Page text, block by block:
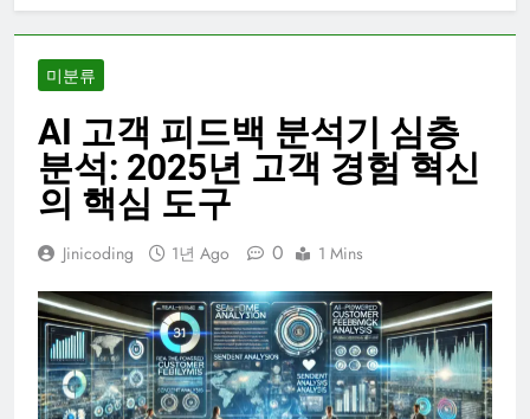
미분류
AI 고객 피드백 분석기 심층
분석: 2025년 고객 경험 혁신
의 핵심 도구
Jinicoding 1년 Ago 0 1 Mins